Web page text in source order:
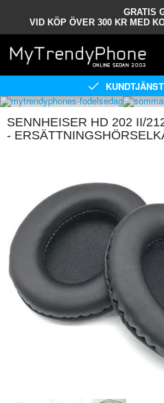
GRATIS
VID KÖP ÖVER 300 KR MED
SENNHEISER HD 202 II/
-